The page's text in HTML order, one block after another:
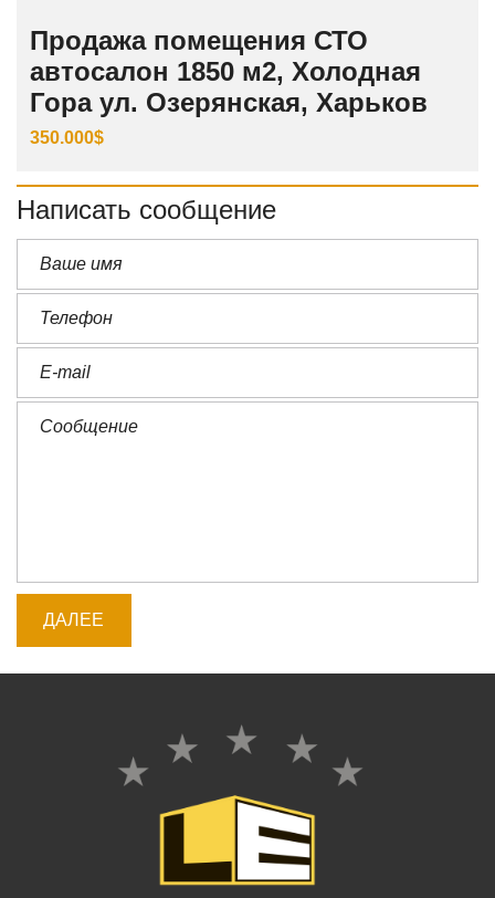
Продажа помещения СТО
автосалон 1850 м2, Холодная
Гора ул. Озерянская, Харьков
350.000$
Написать сообщение